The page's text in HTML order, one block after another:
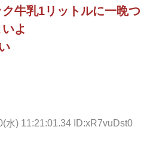
牛乳1リットルに一晩つ
よ
水) 11:21:01.34 ID:xR7vuDst0